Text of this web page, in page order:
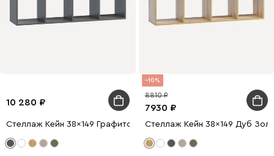
10 280
Стеллаж Кейн 38x149 Графитовый
10
7930
8810
Стеллаж Кейн 38x149 Дуб